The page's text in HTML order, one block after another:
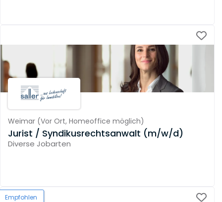
Weimar (Vor Ort, Homeoffice möglich)
Jurist / Syndikusrechtsanwalt (m/w/d)
Diverse Jobarten
Empfohlen